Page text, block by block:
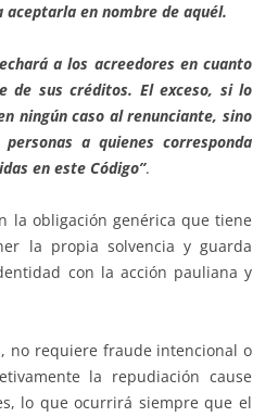
aceptarla en nombre de aquél.
a los acreedores en cuanto
de sus créditos. El exceso, si lo
ningún caso al renunciante, sino
a quienes corresponda
en este Código”.
la obligación genérica que tiene
la propia solvencia y guarda
con la acción pauliana y
no requiere fraude intencional o
la repudiación cause
lo que ocurrirá siempre que el